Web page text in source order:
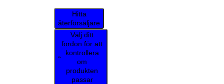
Hitta
återförsäljare
Välj ditt
fordon för att
kontrollera
om
produkten
passar